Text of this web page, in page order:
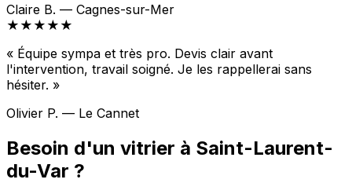
Claire B. — Cagnes-sur-Mer
★★★★★
« Équipe sympa et très pro. Devis clair avant
l'intervention, travail soigné. Je les rappellerai sans
hésiter. »
Olivier P. — Le Cannet
Besoin d'un vitrier à Saint-Laurent-
du-Var ?